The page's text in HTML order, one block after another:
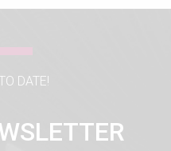
DATE!